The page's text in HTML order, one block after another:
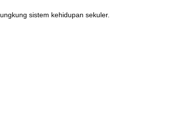
sistem kehidupan sekuler.